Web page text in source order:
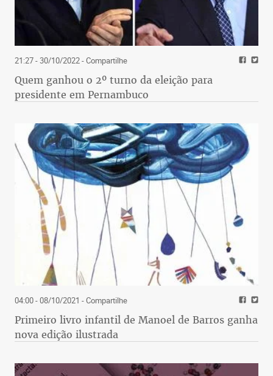
21:27 - 30/10/2022- Compartilhe
Quem ganhou o 2º turno da eleição para
presidente em Pernambuco
04:00 - 08/10/2021 - Compartilhe
Primeiro livro infantil de Manoel de Barros ganha
nova edição ilustrada